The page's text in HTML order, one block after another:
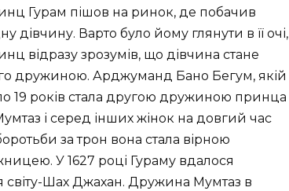
Гурам пішов на ринок, де побачив
дівчину. Варто було йому глянути в її очі,
відразу зрозумів, що дівчина стане
дружиною. Арджуманд Бано Бегум, якій
19 років стала другою дружиною принца
і серед інших жінок на довгий час
за трон вона стала вірною
У 1627 році Гураму вдалося
світу-Шах Джахан. Дружина Мумтаз в